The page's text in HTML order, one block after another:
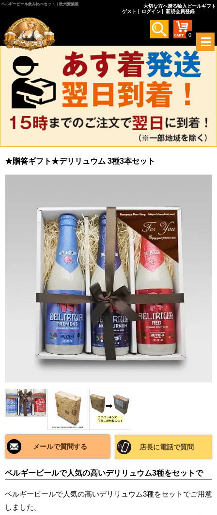
ベルギービール飲み比べセット｜欧州麦酒屋
大切な方へ贈る輸入ビールギフト
ゲスト
ログイン 新規会員登録
0
メ
ニ
ュ
ー
を
★贈答ギフト★デリリュウム 3種3本セット
メールで質問する 店長に電話で質問
ベルギービールで人気の高いデリリュウム3種をセットで
ベルギービールで人気の高いデリリュウム3種をセットでご用意
しました。